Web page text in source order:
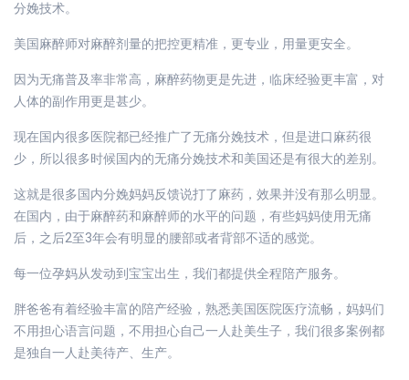
分娩技术。
美国麻醉师对麻醉剂量的把控更精准，更专业，用量更安全。
因为无痛普及率非常高，麻醉药物更是先进，临床经验更丰富，对
人体的副作用更是甚少。
现在国内很多医院都已经推广了无痛分娩技术，但是进口麻药很
少，所以很多时候国内的无痛分娩技术和美国还是有很大的差别。
这就是很多国内分娩妈妈反馈说打了麻药，效果并没有那么明显。
在国内，由于麻醉药和麻醉师的水平的问题，有些妈妈使用无痛
后，之后2至3年会有明显的腰部或者背部不适的感觉。
每一位孕妈从发动到宝宝出生，我们都提供全程陪产服务。
胖爸爸有着经验丰富的陪产经验，熟悉美国医院医疗流畅，妈妈们
不用担心语言问题，不用担心自己一人赴美生子，我们很多案例都
是独自一人赴美待产、生产。